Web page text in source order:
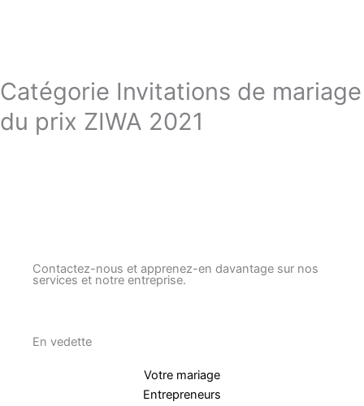
Catégorie Invitations de mariage
du prix ZIWA 2021
Contactez-nous et apprenez-en davantage sur nos
services et notre entreprise.
En vedette
Votre mariage
Entrepreneurs